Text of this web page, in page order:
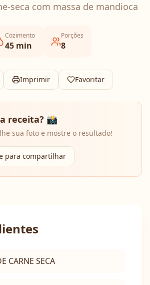
seca com massa de mandioca
Cozimento
45 min
Porções
8
Imprimir Favoritar
receita? 📸
sua foto e mostre o resultado!
para compartilhar
CARNE SECA